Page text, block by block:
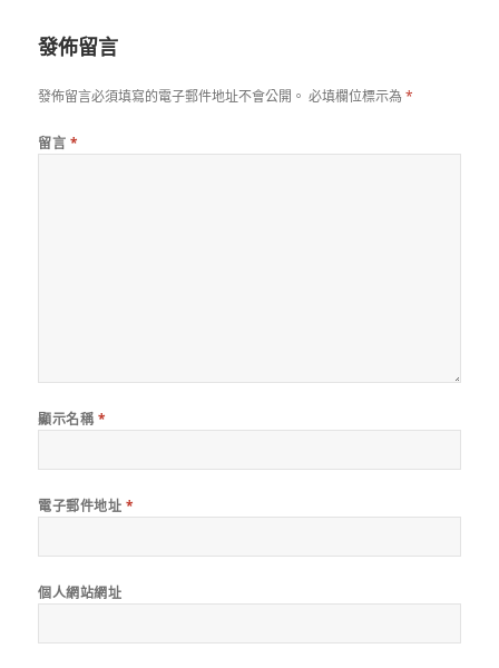
發佈留言
發佈留言必須填寫的電子郵件地址不會公開。 必填欄位標示為*
留言 *
顯示名稱 *
電子郵件地址 *
個人網站網址